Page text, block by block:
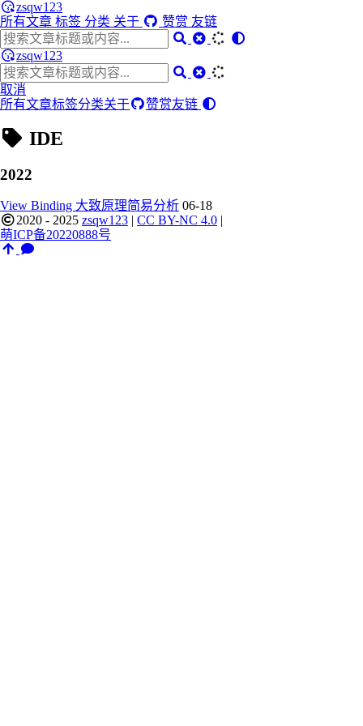
zsqw123
所有文章 标签 分类 关于 赞赏 友链
zsqw123
取消
所有文章标签分类关于 赞赏友链
IDE
2022
View Binding 大致原理简易分析 06-18
2020 - 2025 zsqw123 | CC BY-NC 4.0 |
萌ICP备20220888号